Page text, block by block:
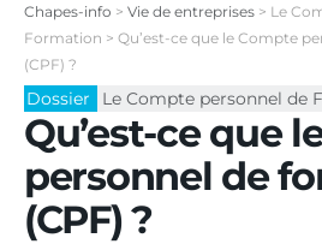
Chapes-info > Vie de entreprises > Le
Formation > Qu’est-ce que le Compte
(CPF) ?
Dossier Le Compte personnel de
Qu’est-ce que
personnel de
(CPF) ?